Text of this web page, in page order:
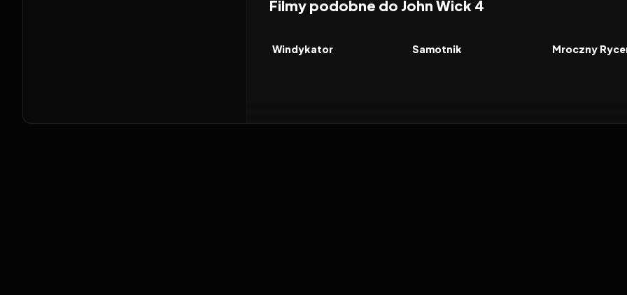
Filmy podobne do John Wick 4
FILM
Windykator FILM
Samotnik FILM
Mroczny